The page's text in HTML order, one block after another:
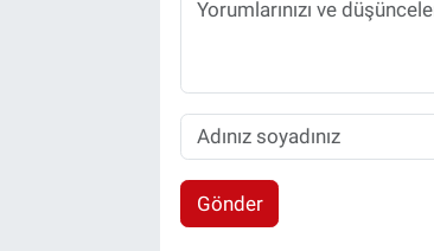
Gönder